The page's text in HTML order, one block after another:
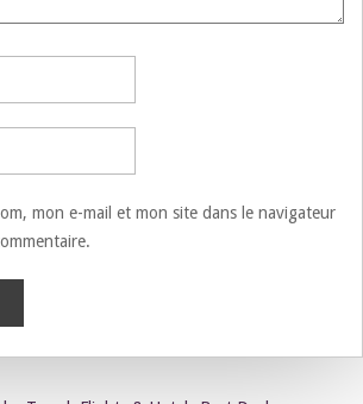
mon e-mail et mon site dans le navigateur